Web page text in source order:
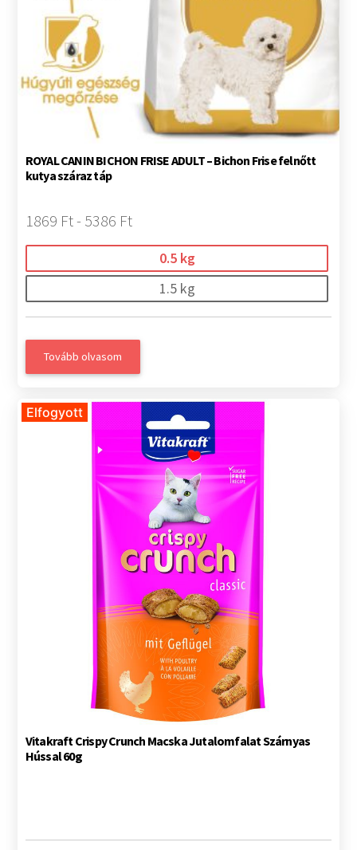
ROYAL CANIN BICHON FRISE ADULT – Bichon Frise felnőtt
kutya száraz táp
1869 Ft - 5386 Ft
0.5 kg
1.5 kg
Tovább olvasom
Elfogyott
Vitakraft Crispy Crunch Macska Jutalomfalat Szárnyas
Hússal 60g